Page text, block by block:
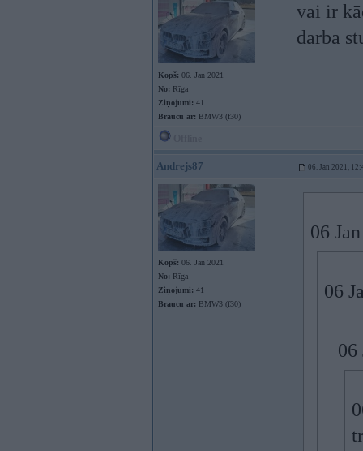
Kopš: 06. Jan 2021
No: Rīga
Ziņojumi: 41
Braucu ar: BMW3 (f30)
vai ir
darba
Andrejs87 06. Jan 2021,
Kopš: 06. Jan 2021
No: Rīga
Ziņojumi: 41
Braucu ar: BMW3 (f30)
06
06
06